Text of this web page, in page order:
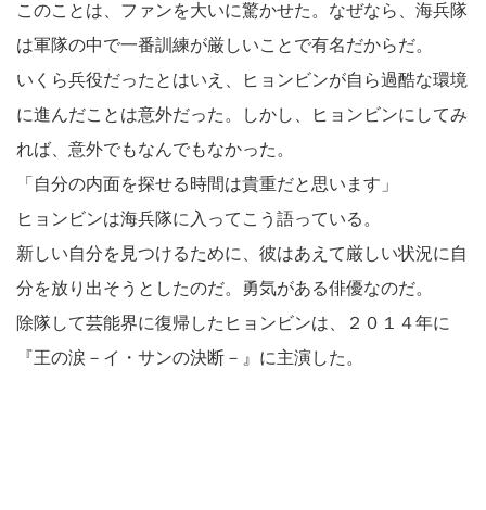
このことは、ファンを大いに驚かせた。なぜなら、海兵隊
は軍隊の中で一番訓練が厳しいことで有名だからだ。
いくら兵役だったとはいえ、ヒョンビンが自ら過酷な環境
に進んだことは意外だった。しかし、ヒョンビンにしてみ
れば、意外でもなんでもなかった。
「自分の内面を探せる時間は貴重だと思います」
ヒョンビンは海兵隊に入ってこう語っている。
新しい自分を見つけるために、彼はあえて厳しい状況に自
分を放り出そうとしたのだ。勇気がある俳優なのだ。
除隊して芸能界に復帰したヒョンビンは、２０１４年に
『王の涙－イ・サンの決断－』に主演した。